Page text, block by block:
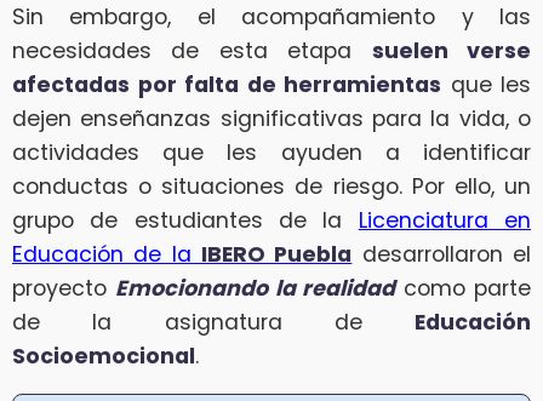
Sin embargo, el acompañamiento y las
necesidades de esta etapa suelen verse
afectadas por falta de herramientas que les
dejen enseñanzas significativas para la vida, o
actividades que les ayuden a identificar
conductas o situaciones de riesgo. Por ello, un
grupo de estudiantes de la Licenciatura en
Educación de la IBERO Puebla desarrollaron el
proyecto Emocionando la realidadcomo parte
de la asignatura de Educación
Socioemocional.